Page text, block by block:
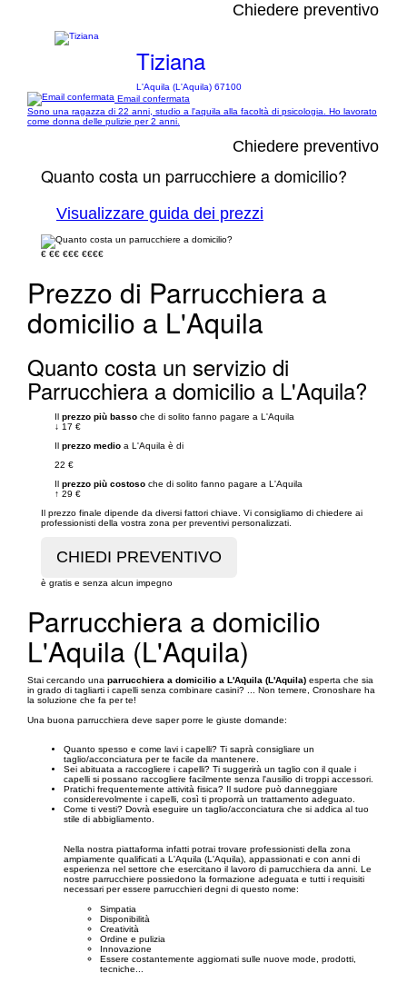
Chiedere preventivo
Tiziana
L'Aquila (L'Aquila) 67100
Email confermata
Sono una ragazza di 22 anni, studio a l'aquila alla facoltà di psicologia. Ho lavorato
come donna delle pulizie per 2 anni.
Chiedere preventivo
Quanto costa un parrucchiere a domicilio?
Visualizzare guida dei prezzi
€ €€ €€€ €€€€
Prezzo di Parrucchiera a
domicilio a L'Aquila
Quanto costa un servizio di
Parrucchiera a domicilio a L'Aquila?
Il prezzo più basso che di solito fanno pagare a L'Aquila
↓ 17 €
Il prezzo medio a L'Aquila è di
22 €
Il prezzo più costoso che di solito fanno pagare a L'Aquila
↑ 29 €
Il prezzo finale dipende da diversi fattori chiave. Vi consigliamo di chiedere ai
professionisti della vostra zona per preventivi personalizzati.
è gratis e senza alcun impegno
Parrucchiera a domicilio
L'Aquila (L'Aquila)
Stai cercando una parrucchiera a domicilio a L'Aquila (L'Aquila) esperta che sia
in grado di tagliarti i capelli senza combinare casini? ... Non temere, Cronoshare ha
la soluzione che fa per te!
Una buona parrucchiera deve saper porre le giuste domande:
Quanto spesso e come lavi i capelli? Ti saprà consigliare un
taglio/acconciatura per te facile da mantenere.
Sei abituata a raccogliere i capelli? Ti suggerirà un taglio con il quale i
capelli si possano raccogliere facilmente senza l'ausilio di troppi accessori.
Pratichi frequentemente attività fisica? Il sudore può danneggiare
considerevolmente i capelli, così ti proporrà un trattamento adeguato.
Come ti vesti? Dovrà eseguire un taglio/acconciatura che si addica al tuo
stile di abbigliamento.
Nella nostra piattaforma infatti potrai trovare professionisti della zona
ampiamente qualificati a L'Aquila (L'Aquila), appassionati e con anni di
esperienza nel settore che esercitano il lavoro di parrucchiera da anni. Le
nostre parrucchiere possiedono la formazione adeguata e tutti i requisiti
necessari per essere parrucchieri degni di questo nome:
Simpatia
Disponibilità
Creatività
Ordine e pulizia
Innovazione
Essere costantemente aggiornati sulle nuove mode, prodotti,
tecniche...